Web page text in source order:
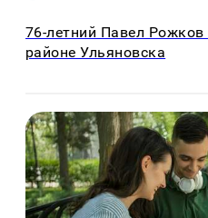
76-летний Павел
районе Ульяновска